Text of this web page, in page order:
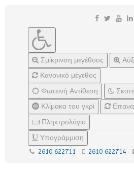
Σμίκρινση μεγέθους
Κανονικό μέγεθος
Φωτεινή Αντίθεση
Κλίμακα του γκρί
Πληκτρολόγιο
Υπογράμμιση
2610 622711 2610 622714